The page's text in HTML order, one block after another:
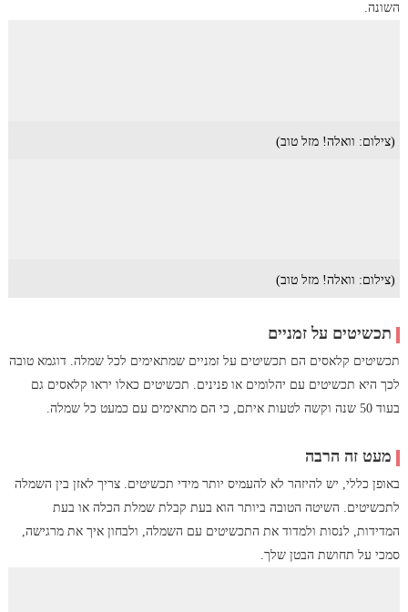
השונה.
(צילום: וואלה! מזל טוב)
(צילום: וואלה! מזל טוב)
תכשיטים על זמניים
תכשיטים קלאסים הם תכשיטים על זמניים שמתאימים לכל שמלה. דוגמא טובה
לכך היא תכשיטים עם יהלומים או פנינים. תכשיטים כאלו יראו קלאסים גם
בעוד 50 שנה וקשה לטעות איתם, כי הם מתאימים עם כמעט כל שמלה.
מעט זה הרבה
באופן כללי, יש להיזהר לא להעמיס יותר מידי תכשיטים. צריך לאזן בין השמלה
לתכשיטים. השיטה הטובה ביותר הוא בעת קבלת שמלת הכלה או בעת
המדידות, לנסות ולמדוד את התכשיטים עם השמלה, ולבחון איך את מרגישה,
סמכי על תחושת הבטן שלך.